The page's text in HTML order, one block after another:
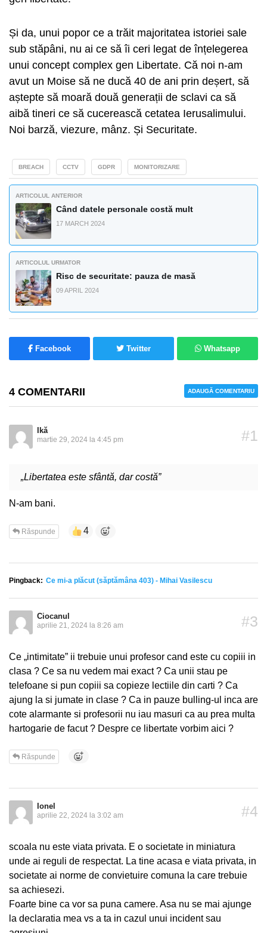
Și da, unui popor ce a trăit majoritatea istoriei sale
sub stăpâni, nu ai ce să îi ceri legat de înțelegerea
unui concept complex gen Libertate. Că noi n-am
avut un Moise să ne ducă 40 de ani prin deșert, să
aștepte să moară două generații de sclavi ca să
aibă tineri ce să cucerească cetatea Ierusalimului.
Noi barză, viezure, mânz. Și Securitate.
BREACH CCTV GDPR MONITORIZARE
ARTICOLUL ANTERIOR
Când datele personale costă mult
17 MARCH 2024
ARTICOLUL URMATOR
Risc de securitate: pauza de masă
09 APRIL 2024
Facebook Twitter Whatsapp
4 COMENTARII ADAUGĂ COMENTARIU
#1
Ikă
martie 29, 2024 la 4:45 pm
„Libertatea este sfântă, dar costă”
N-am bani.
4
Răspunde
Pingback: Ce mi-a plăcut (săptămâna 403) - Mihai Vasilescu
#3
Ciocanul
aprilie 21, 2024 la 8:26 am
Ce „intimitate” ii trebuie unui profesor cand este cu copiii in
clasa ? Ce sa nu vedem mai exact ? Ca unii stau pe
telefoane si pun copiii sa copieze lectiile din carti ? Ca
ajung la si jumate in clase ? Ca in pauze bulling-ul inca are
cote alarmante si profesorii nu iau masuri ca au prea multa
hartogarie de facut ? Despre ce libertate vorbim aici ?
Răspunde
#4
Ionel
aprilie 22, 2024 la 3:02 am
scoala nu este viata privata. E o societate in miniatura
unde ai reguli de respectat. La tine acasa e viata privata, in
societate ai norme de convietuire comuna la care trebuie
sa achiesezi.
Foarte bine ca vor sa puna camere. Asa nu se mai ajunge
la declaratia mea vs a ta in cazul unui incident sau